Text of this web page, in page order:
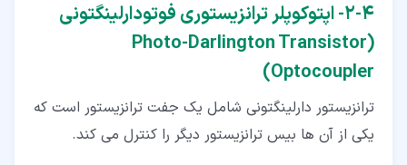
۴‏-‏۲‏- اپتوکوپلر ترانزیستوری فوتودارلینگتونی
(Photo-Darlington Transistor
Optocoupler)
ترانزیستور دارلینگتونی شامل یک جفت ترانزیستور است که
یکی از آن ها بیس ترانزیستور دیگر را کنترل می کند.